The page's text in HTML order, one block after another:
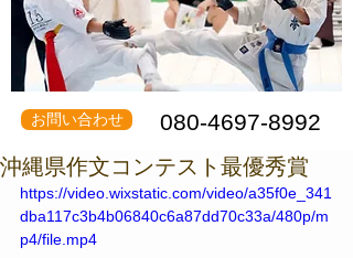
お問い合わせ 080-4697-8992
沖縄県作文コンテスト最優秀賞
https://video.wixstatic.com/video/a35f0e_341
dba117c3b4b06840c6a87dd70c33a/480p/m
p4/file.mp4